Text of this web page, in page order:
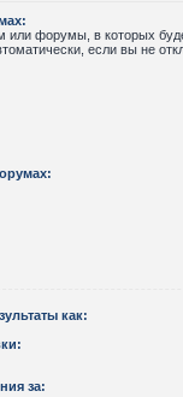
или форумы, в которых
если вы не
как:
за: